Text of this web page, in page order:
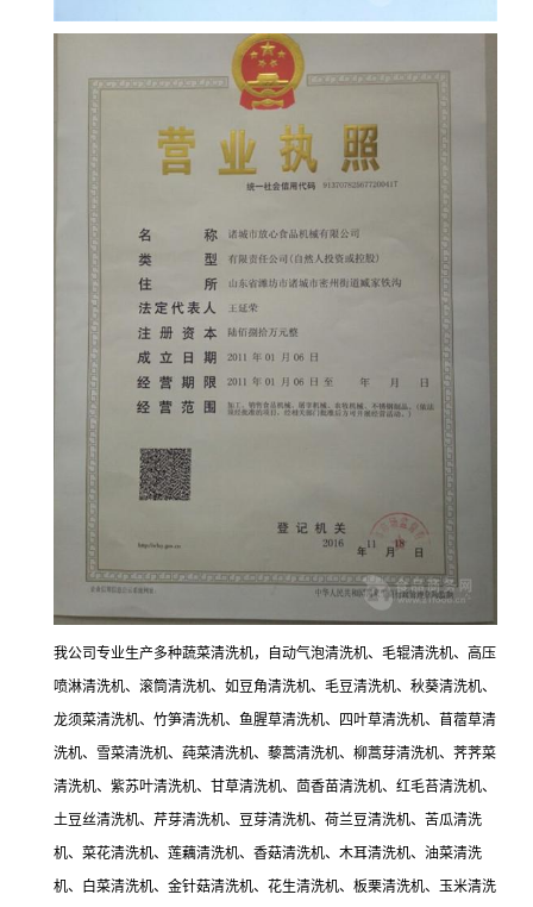
我公司专业生产多种蔬菜清洗机，自动气泡清洗机、毛辊清洗机、高压
喷淋清洗机、滚筒清洗机、如豆角清洗机、毛豆清洗机、秋葵清洗机、
龙须菜清洗机、竹笋清洗机、鱼腥草清洗机、四叶草清洗机、苜蓿草清
洗机、雪菜清洗机、莼菜清洗机、藜蒿清洗机、柳蒿芽清洗机、荠荠菜
清洗机、紫苏叶清洗机、甘草清洗机、茴香苗清洗机、红毛苔清洗机、
土豆丝清洗机、芹芽清洗机、豆芽清洗机、荷兰豆清洗机、苦瓜清洗
机、菜花清洗机、莲藕清洗机、香菇清洗机、木耳清洗机、油菜清洗
机、白菜清洗机、金针菇清洗机、花生清洗机、板栗清洗机、玉米清洗